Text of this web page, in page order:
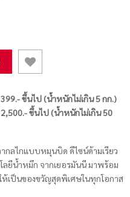
ขึ้นไป (น้ำหนักไม่เกิน 5 กก.)
ขึ้นไป (น้ำหนักไม่เกิน 50
กลไกแบบหมุนบิด ดีไซน์ด้ามเรียว
ลยีน้ำหมึก จากเยอรมันนี มาพร้อม
ห้เป็นของขวัญสุดพิเศษในทุกโอกาส